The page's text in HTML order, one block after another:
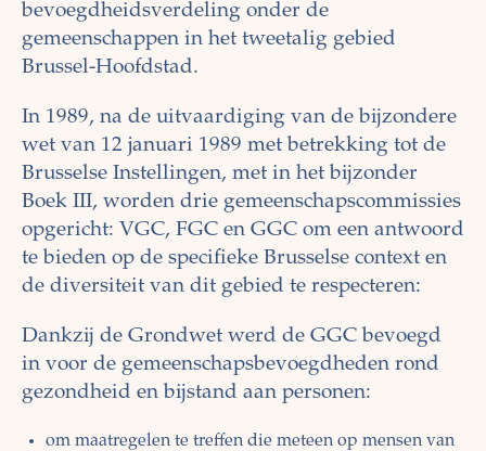
bevoegdheidsverdeling onder de
gemeenschappen in het tweetalig gebied
Brussel-Hoofdstad.
In 1989, na de uitvaardiging van de bijzondere
wet van 12 januari 1989 met betrekking tot de
Brusselse Instellingen, met in het bijzonder
Boek III, worden drie gemeenschapscommissies
opgericht: VGC, FGC en GGC om een antwoord
te bieden op de specifieke Brusselse context en
de diversiteit van dit gebied te respecteren:
Dankzij de Grondwet werd de GGC bevoegd
in voor de gemeenschapsbevoegdheden rond
gezondheid en bijstand aan personen:
om maatregelen te treffen die meteen op mensen van